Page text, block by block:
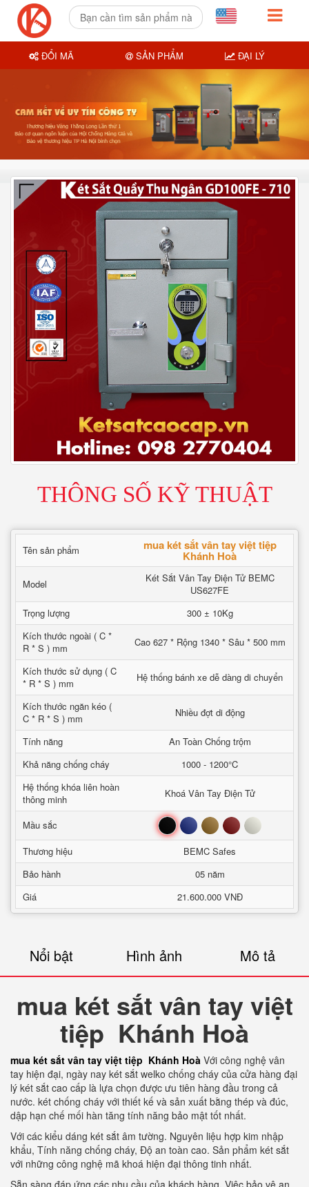
THÔNG SỐ KỸ THUẬT
Tên sản phẩm mua két sắt vân tay việt tiệp
Khánh Hoà
Model
Két Sắt Vân Tay Điện Tử BEMC
US627FE
Trọng lượng
300 ± 10Kg
Kích thước ngoài ( C *
R * S ) mm
Cao 627 * Rộng 1340 * Sâu * 500 mm
Kích thước sử dụng ( C
* R * S ) mm
Hệ thống bánh xe dễ dàng di chuyển
Kích thước ngăn kéo (
C * R * S ) mm
Nhiều đợt di động
Tính năng
An Toàn Chống trộm
Khả năng chống cháy
1000 - 1200°C
Hệ thống khóa liên hoàn
thông minh
Khoá Vân Tay Điện Tử
Mầu sắc Đen Xanh Nâu Đỏ Trắng
Thương hiệu
BEMC Safes
Bảo hành
05 năm
Giá
21.600.000 VNĐ
Nổi bật Hình ảnh Mô tả
mua két sắt vân tay việt
tiệp Khánh Hoà
mua két sắt vân tay việt tiệp Khánh Hoà Với công nghệ vân
tay hiện đại, ngày nay két sắt welko chống cháy của cửa hàng đại
lý két sắt cao cấp là lựa chọn được ưu tiên hàng đầu trong cả
nước. két chống cháy với thiết kế và sản xuất bằng thép và đúc,
dập hạn chế mối hàn tăng tính năng bảo mật tốt nhất.
Với các kiểu dáng két sắt âm tường. Nguyên liệu hợp kim nhập
khẩu, Tính năng chống cháy, Độ an toàn cao. Sản phẩm két sắt
với những công nghệ mã khoá hiện đại thông tinh nhất.
Sẵn sàng đáp ứng các nhu cầu của khách hàng. Việc bảo vệ an
ĐỔI MÃ SẢN PHẨM ĐẠI LÝ